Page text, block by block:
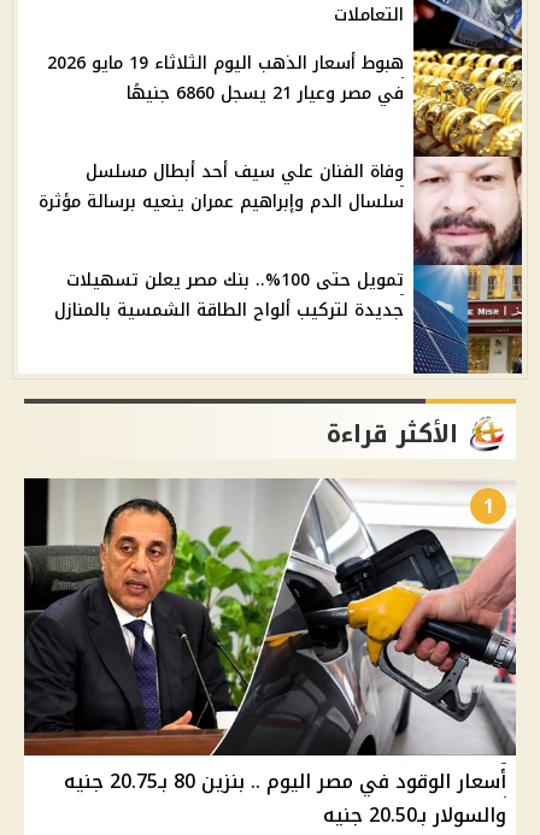
التعاملات
هبوط أسعار الذهب اليوم الثلاثاء 19 مايو 2026
في مصر وعيار 21 يسجل 6860 جنيهًا
وفاة الفنان علي سيف أحد أبطال مسلسل
سلسال الدم وإبراهيم عمران ينعيه برسالة مؤثرة
تمويل حتى 100%.. بنك مصر يعلن تسهيلات
جديدة لتركيب ألواح الطاقة الشمسية بالمنازل
الأكثر قراءة
1
أسعار الوقود في مصر اليوم .. بنزين 80 بـ20.75 جنيه
والسولار بـ20.50 جنيه